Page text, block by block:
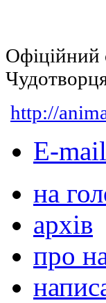
http://
E-mail
на
архів
про